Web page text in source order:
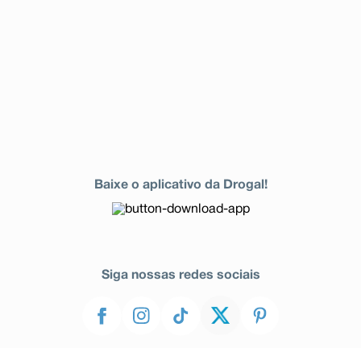
Baixe o aplicativo da Drogal!
Siga nossas redes sociais